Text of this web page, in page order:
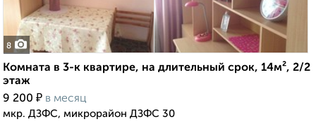
8
Комната в 3-к квартире, на длительный срок, 14м², 2/2
этаж
9 200 ₽ в месяц
мкр. ДЗФС, микрорайон ДЗФС 30